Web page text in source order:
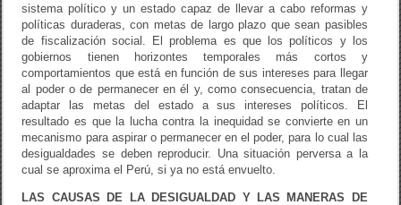
sistema político y un estado capaz de llevar a cabo reformas y
políticas duraderas, con metas de largo plazo que sean pasibles
de fiscalización social. El problema es que los políticos y los
gobiernos tienen horizontes temporales más cortos y
comportamientos que está en función de sus intereses para llegar
al poder o de permanecer en él y, como consecuencia, tratan de
adaptar las metas del estado a sus intereses políticos. El
resultado es que la lucha contra la inequidad se convierte en un
mecanismo para aspirar o permanecer en el poder, para lo cual las
desigualdades se deben reproducir. Una situación perversa a la
cual se aproxima el Perú, si ya no está envuelto.
LAS CAUSAS DE LA DESIGUALDAD Y LAS MANERAS DE